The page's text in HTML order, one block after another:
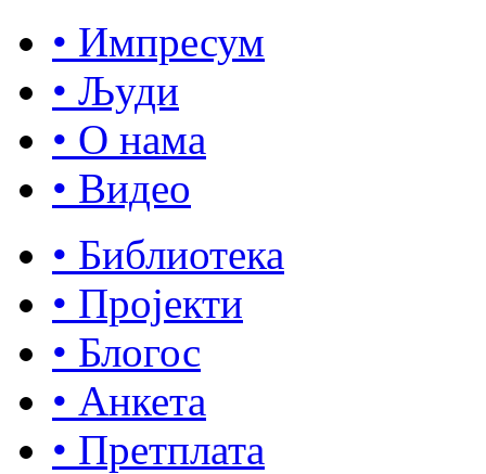
• Импресум
• Људи
• О нама
• Видео
• Библиотека
• Пројекти
• Блогос
• Анкета
• Претплата